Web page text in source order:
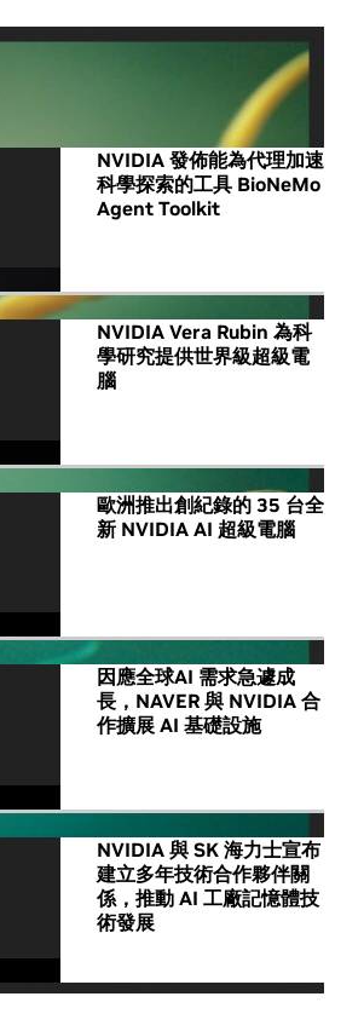
NVIDIA 發佈能為代理加速
科學探索的工具 BioNeMo
Agent Toolkit
NVIDIA Vera Rubin 為科
學研究提供世界級超級電
腦
歐洲推出創紀錄的 35 台全
新 NVIDIA AI 超級電腦
因應全球AI 需求急遽成
長，NAVER 與 NVIDIA 合
作擴展 AI 基礎設施
NVIDIA 與 SK 海力士宣布
建立多年技術合作夥伴關
係，推動 AI 工廠記憶體技
術發展